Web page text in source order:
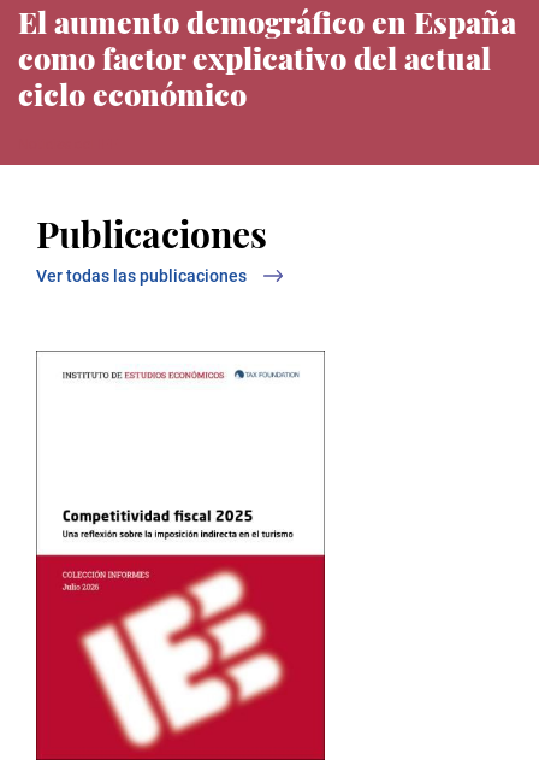
El aumento demográfico en España
como factor explicativo del actual
ciclo económico
Publicaciones
Ver todas las publicaciones